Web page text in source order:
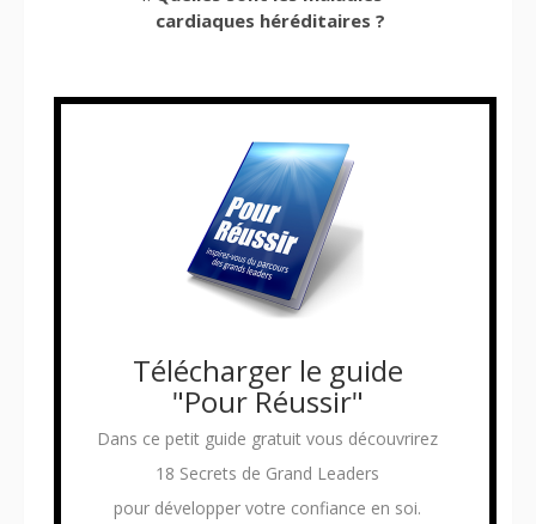
cardiaques héréditaires ?
Télécharger le guide
"Pour Réussir"
Dans ce petit guide gratuit vous découvrirez
18 Secrets de Grand Leaders
pour développer votre confiance en soi.